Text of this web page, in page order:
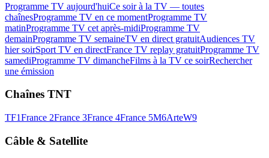
Programme TV aujourd'huiCe soir à la TV — toutes
chaînesProgramme TV en ce momentProgramme TV
matinProgramme TV cet après-midiProgramme TV
demainProgramme TV semaineTV en direct gratuitAudiences TV
hier soirSport TV en directFrance TV replay gratuitProgramme TV
samediProgramme TV dimancheFilms à la TV ce soirRechercher
une émission
Chaînes TNT
TF1France 2France 3France 4France 5M6ArteW9
Câble & Satellite